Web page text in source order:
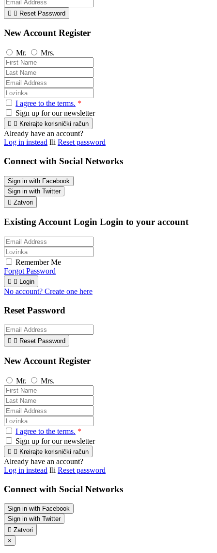
  Reset Password
New Account Register
Mr. Mrs.
I agree to the terms. *
Sign up for our newsletter
  Kreirajte korisnički račun
Already have an account?
Log in instead Ili Reset password
Connect with Social Networks
Sign in with Facebook
Sign in with Twitter
 Zatvori
Existing Account Login Login to your account
Remember Me
Forgot Password
  Login
No account? Create one here
Reset Password
  Reset Password
New Account Register
Mr. Mrs.
I agree to the terms. *
Sign up for our newsletter
  Kreirajte korisnički račun
Already have an account?
Log in instead Ili Reset password
Connect with Social Networks
Sign in with Facebook
Sign in with Twitter
 Zatvori
×